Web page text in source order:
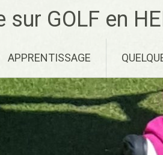
sur GOLF en
APPRENTISSAGE